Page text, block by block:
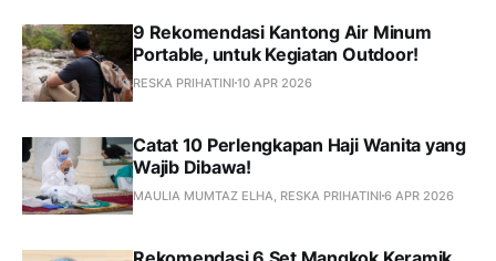
9 Rekomendasi Kantong Air Minum
Portable, untuk Kegiatan Outdoor!
RESKA PRIHATINI 10 APR 2026
Catat 10 Perlengkapan Haji Wanita yang
Wajib Dibawa!
MAULIA MUMTAZ ELHA, RESKA PRIHATINI 6 APR 2026